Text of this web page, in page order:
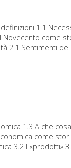
1.1
Novecento come
2.1 Sentimenti
1.3 A che
come
3.2 I «prodotti»